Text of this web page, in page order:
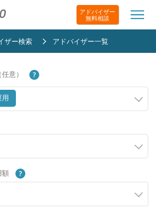
アドバイザー
無料相談
ザー検索 アドバイザー一覧
意）
用
額